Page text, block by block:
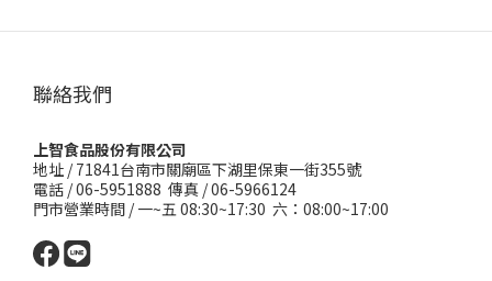
聯絡我們
上智食品股份有限公司
地址 /71841台南市關廟區下湖里保東一街355號
電話 / 06-5951888 傳真 / 06-5966124
門市營業時間 / 一~五 08:30~17:30 六：08:00~17:00